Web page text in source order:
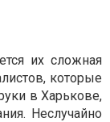
их сложная
которые
в Харькове,
Неслучайно